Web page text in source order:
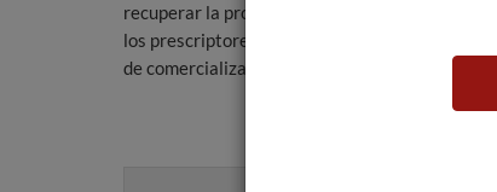
recuperar la promoción cara a cara, presentar
los prescriptores, acercarles las
de comercialización a nuestros asociados”,